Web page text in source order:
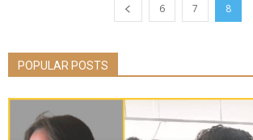
6 7 8
POPULAR POSTS